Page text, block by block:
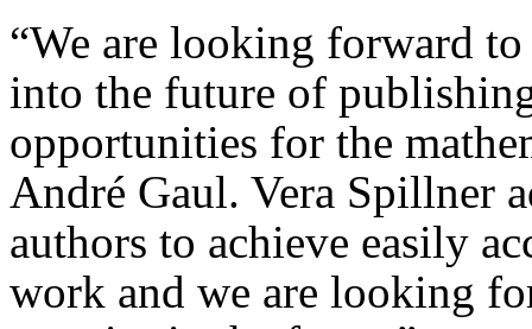
“We are looking forward
into the future of
opportunities for the
André Gaul. Vera Spillner
authors to achieve easily
work and we are looking